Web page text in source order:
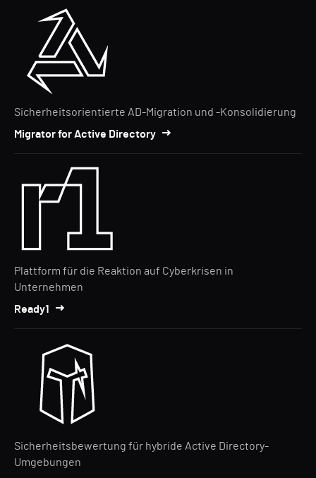
Sicherheitsorientierte AD-Migration und -Konsolidierung
Migrator for Active Directory
Plattform für die Reaktion auf Cyberkrisen in
Unternehmen
Ready1
Sicherheitsbewertung für hybride Active Directory-
Umgebungen